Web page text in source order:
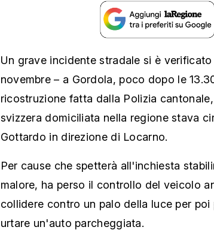
Un grave incidente stradale si è
novembre – a Gordola, poco dopo le
ricostruzione fatta dalla Polizia
svizzera domiciliata nella regione stava
Gottardo in direzione di Locarno.
Per cause che spetterà all'inchiesta
malore, ha perso il controllo del veicolo
collidere contro un palo della luce per
urtare un'auto parcheggiata.